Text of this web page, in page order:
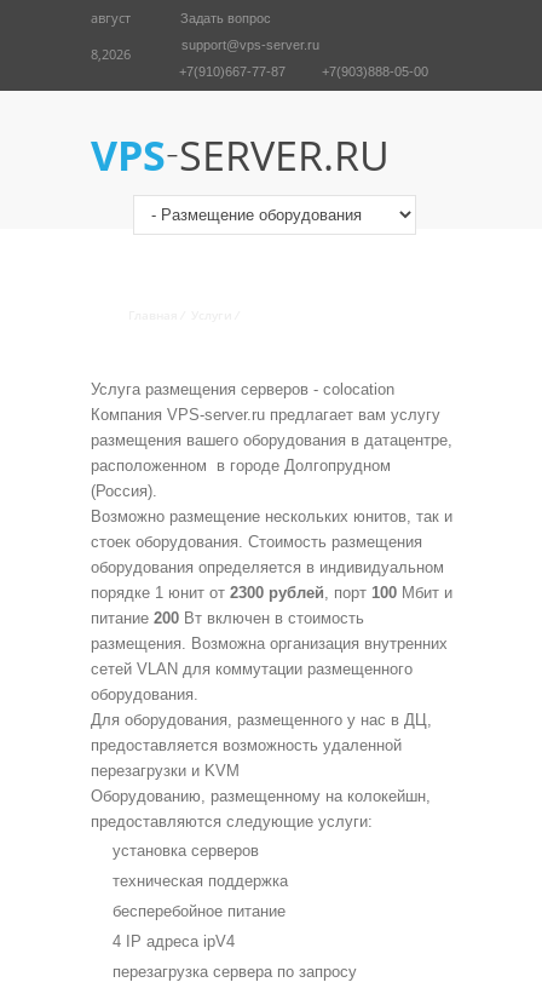
август
8,2026
Задать вопрос
support@vps-server.ru
+7(910)667-77-87
+7(903)888-05-00
VPS-SERVER.RU
Услуга размещения серверов - colocation
Компания VPS-server.ru предлагает вам услугу
размещения вашего оборудования в датацентре,
расположенном в городе Долгопрудном
(Россия).
Возможно размещение нескольких юнитов, так и
стоек оборудования. Стоимость размещения
оборудования определяется в индивидуальном
порядке 1 юнит от 2300 рублей, порт 100Мбит и
питание 200Вт включен в стоимость
размещения. Возможна организация внутренних
сетей VLAN для коммутации размещенного
оборудования.
Для оборудования, размещенного у нас в ДЦ,
предоставляется возможность удаленной
перезагрузки и KVM
Оборудованию, размещенному на колокейшн,
предоставляются следующие услуги:
установка серверов
техническая поддержка
бесперебойное питание
4 IP адреса ipV4
перезагрузка сервера по запросу